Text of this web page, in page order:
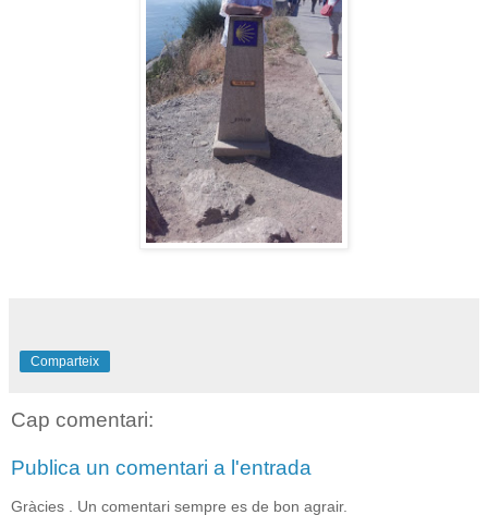
Comparteix
Cap comentari:
Publica un comentari a l'entrada
Gràcies . Un comentari sempre es de bon agrair.